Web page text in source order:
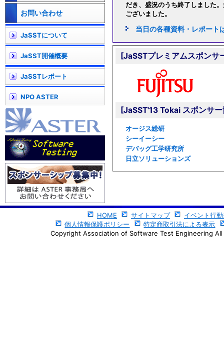
だき、盛況のうち終了しました
ございました。
当日の各種資料・レポート
[JaSSTプレミアムスポンサ
[JaSST'13 Tokai スポンサ
オージス総研
シーイーシー
デバッグ工学研究所
日立ソリューションズ
お問い合わせ
JaSSTについて
JaSST開催概要
JaSSTレポート
NPO ASTER
HOME サイトマップ
イベント行
個人情報保護ポリシー
特定商取引法による表示
Copyright Association of Software Test Engineering